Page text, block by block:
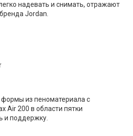
надевать и снимать, отражают
Jordan.
из пеноматериала с
Air 200 в области пятки
и поддержку.